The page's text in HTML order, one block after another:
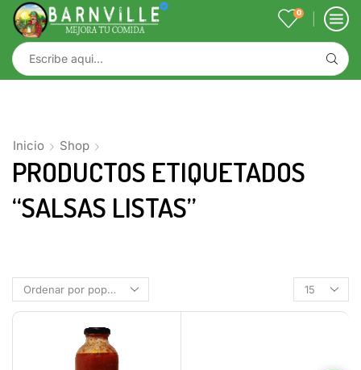
0
Inicio Shop
PRODUCTOS ETIQUETADOS
“SALSAS LISTAS”